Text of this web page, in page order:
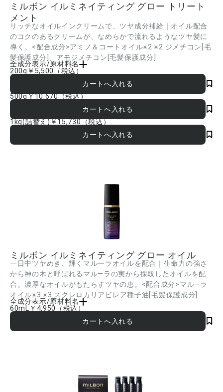
ミルボン イルミネイティング グロー トリート
メント
リッチなオイルインクリームで、ツヤ成分補給｜オイル配合
のコクのあるクリームが、なめらかで流れるようなツヤ髪に
導く。<配合成分>アミノ＆コートオイル※2 ※2 ジメチコン[毛
髪保護成分]、アモジメチコン[毛髪保護成分]
全成分表示/原材料名
水、ジメチコン、セタノール、ステアルトリモニウムクロリド、アモジメチコン、ト
レハロース、イソノナン酸イソトリデシル、イソステアロイル加水分解コラーゲン、
イソステアロイル加水分解シルク、ミリスチン酸オクチルドデシル、加水分解シル
ク、スクレロカリアビレア種子油、イソステアリン酸、乳酸、ジココジモニウムクロ
リド、BG、イソプロパノール、フェノキシエタノール、香料 ■成分内容は商品の改
良等により更新される場合があります。実際の成分は商品の表示をご覧ください。
200g ￥5,500 （税込）
500g￥10,670（税込）
1kg(詰替え)￥15,730（税込）
ミルボン イルミネイティング グロー オイル
一日中ツヤめき、輝くマルーラオイルを配合｜生命力の強さ
から神の木と呼ばれるマル―ラの実から採取したオイルを配
合。濃厚なオイルがもたらすツヤの恵。<配合成分>マル―ラ
オイル※3 ※3 スクレロカリアビレア種子油[毛髪保護成分]
全成分表示/原材料名
ジメチコン、イソドデカン、水添ポリイソブテン、イソノナン酸イソトリデシル、イ
ソステアロイル加水分解コラーゲン、イソステアロイル加水分解シルク、ミリスチン
酸オクチルドデシル、スクレロカリアビレア種子油、イソステアリン酸、セバシン酸
60mL ￥4,950 （税込）